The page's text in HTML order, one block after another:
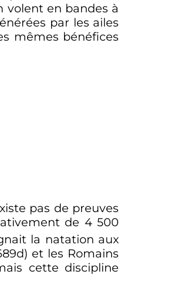
volent en bandes à
par les ailes
mêmes bénéfices
pas de preuves
de 4 500
la natation aux
et les Romains
cette discipline